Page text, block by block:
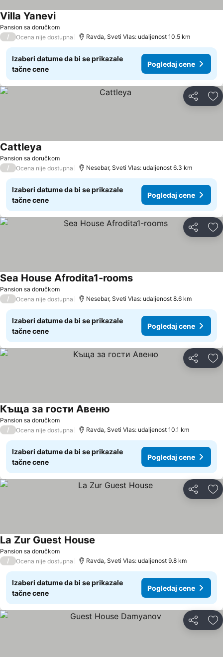
Pansion sa doručkom
Villa YaneviPogledaj cene
/ Ocena nije dostupna Ravda, Sveti Vlas: udaljenost 10.5 km
Izaberi datume da bi se prikazale
tačne cene
Pogledaj cene
Deli
Pansion sa doručkom
Cattleya
/ Ocena nije dostupna Nesebar, Sveti Vlas: udaljenost 6.3 km
Izaberi datume da bi se prikazale
tačne cene
Pogledaj cene
Deli
Pansion sa doručkom
Sea House Afrodita1-roomsPogledaj cene
/ Ocena nije dostupna Nesebar, Sveti Vlas: udaljenost 8.6 km
Izaberi datume da bi se prikazale
tačne cene
Pogledaj cene
Deli
Pansion sa doručkom
Къща за гости Авеню
/ Ocena nije dostupna Ravda, Sveti Vlas: udaljenost 10.1 km
Izaberi datume da bi se prikazale
tačne cene
Pogledaj cene
Deli
Pansion sa doručkom
La Zur Guest House
/ Ocena nije dostupna Ravda, Sveti Vlas: udaljenost 9.8 km
Izaberi datume da bi se prikazale
tačne cene
Pogledaj cene
Deli